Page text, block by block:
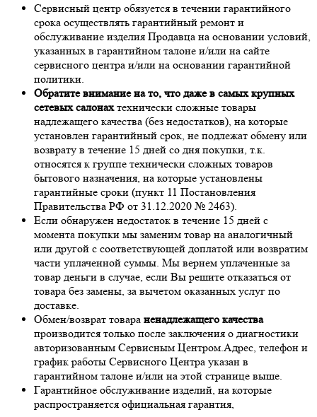
Сервисный центр обязуется в течении гарантийного
срока осуществлять гарантийный ремонт и
обслуживание изделия Продавца на основании условий,
указанных в гарантийном талоне и/или на сайте
сервисного центра и/или на основании гарантийной
политики.
Обратите внимание на то, что даже в самых крупных
сетевых салонахтехнически сложные товары
надлежащего качества (без недостатков), на которые
установлен гарантийный срок, не подлежат обмену или
возврату в течение 15 дней со дня покупки, т.к.
относятся к группе технически сложных товаров
бытового назначения, на которые установлены
гарантийные сроки (пункт 11 Постановления
Правительства РФ от 31.12.2020 № 2463).
Если обнаружен недостаток в течение 15 дней с
момента покупки мы заменим товар на аналогичный
или другой с соответствующей доплатой или возвратим
части уплаченной суммы. Мы вернем уплаченные за
товар деньги в случае, если Вы решите отказаться от
товара без замены, за вычетом оказанных услуг по
доставке.
Обмен/возврат товара ненадлежащего качества
производится только после заключения о диагностики
авторизованным Сервисным Центром.Адрес, телефон и
график работы Сервисного Центра указан в
гарантийном талоне и/или на этой странице выше.
Гарантийное обслуживание изделий, на которые
распространяется официальная гарантия,